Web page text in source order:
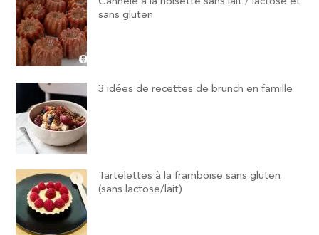
sans gluten
3 idées de recettes de brunch en famille
Tartelettes à la framboise sans gluten
(sans lactose/lait)